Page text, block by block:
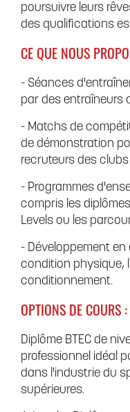
poursuivre leurs
des qualifications
CE QUE NOUS
- Séances
par des entraîneurs
- Matchs de
de démonstration
recruteurs des
- Programmes
compris les
Levels ou les
- Développement en
condition physique,
conditionnement.
OPTIONS DE COURS :
Diplôme BTEC de
professionnel idéal
dans l'industrie du
supérieures.